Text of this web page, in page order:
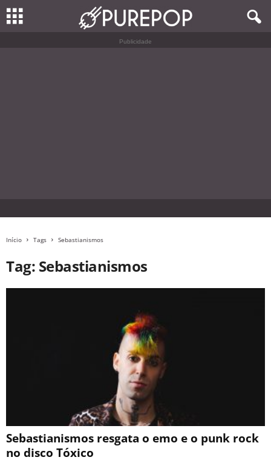
Publicidade
Início Tags Sebastianismos
Tag: Sebastianismos
Sebastianismos resgata o emo e o punk rock
no disco Tóxico